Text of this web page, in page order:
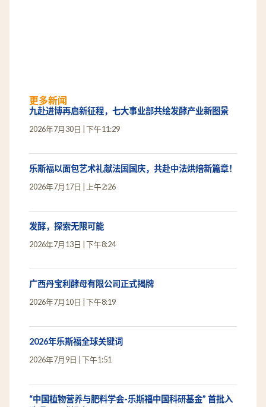
更多新闻
九赴进博再启新征程，七大事业部共绘发酵产业新图景
2026年7月30日 下午11:29
乐斯福以面包艺术礼献法国国庆，共赴中法烘焙新篇章！
2026年7月17日 上午2:26
发酵，探索无限可能
2026年7月13日 下午8:24
广西丹宝利酵母有限公司正式揭牌
2026年7月10日 下午8:19
2026年乐斯福全球关键词
2026年7月9日 下午1:51
“中国植物营养与肥料学会-乐斯福中国科研基金” 首批入